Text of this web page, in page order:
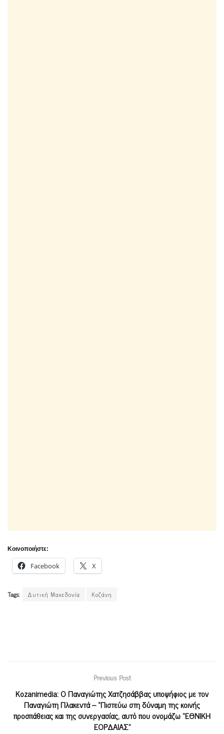
Κοινοποιήστε:
Facebook X
Tags: Δυτική Μακεδονία Κοζάνη
Previous Post
Kozanimedia: O Παναγιώτης Χατζησάββας υποψήφιος με τον
Παναγιώτη Πλακεντά – “Πιστεύω στη δύναμη της κοινής
προσπάθειας και της συνεργασίας, αυτό που ονομάζω “ΕΘΝΙΚΗ
ΕΟΡΔΑΙΑΣ”